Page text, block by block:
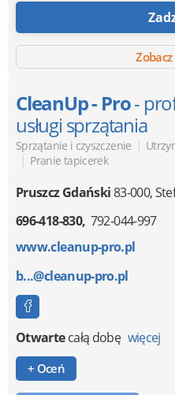
CleanUp - Pro-
usługi sprzątania
Sprzątanie i czyszczenie |
| Pranie tapicerek
Pruszcz Gdański83-000,
696-418-830 792-044-997
www.cleanup-pro.pl
b...@cleanup-pro.pl
Otwartecałą dobę więcej
+ Oceń